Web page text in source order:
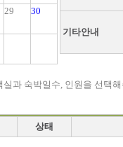
29 30
기타안내
실과 숙박일수, 인원을 선택
상태